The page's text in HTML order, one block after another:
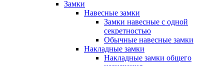
Замки
Навесные замки
Замки навесные с одной
секретностью
Обычные навесные замки
Накладные замки
Накладные замки общего